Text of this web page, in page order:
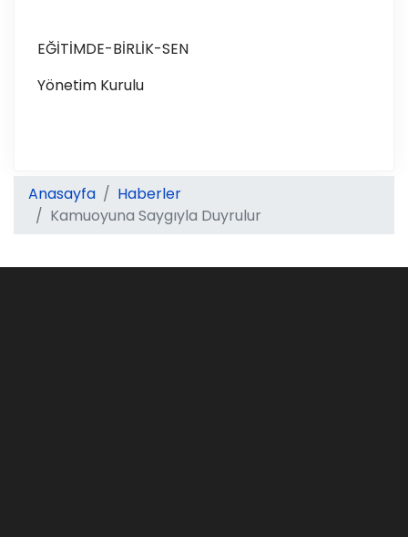
EĞİTİMDE-BİRLİK-SEN
Yönetim Kurulu
Anasayfa
Haberler
Kamuoyuna Saygıyla Duyrulur